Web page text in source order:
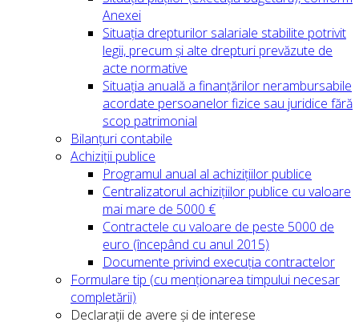
Anexei
Situația drepturilor salariale stabilite potrivit
legii, precum și alte drepturi prevăzute de
acte normative
Situația anuală a finanțărilor nerambursabile
acordate persoanelor fizice sau juridice fără
scop patrimonial
Bilanțuri contabile
Achiziții publice
Programul anual al achizițiilor publice
Centralizatorul achizițiilor publice cu valoare
mai mare de 5000 €
Contractele cu valoare de peste 5000 de
euro (începând cu anul 2015)
Documente privind execuția contractelor
Formulare tip (cu menționarea timpului necesar
completării)
Declarații de avere și de interese